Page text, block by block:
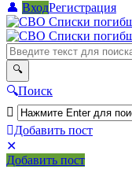
ВходРегистрация
СВО
Списки
погибших
2022-
2026,
Новости
СВО
Поиск
Добавить пост
Мобильное
меню
Добавить пост